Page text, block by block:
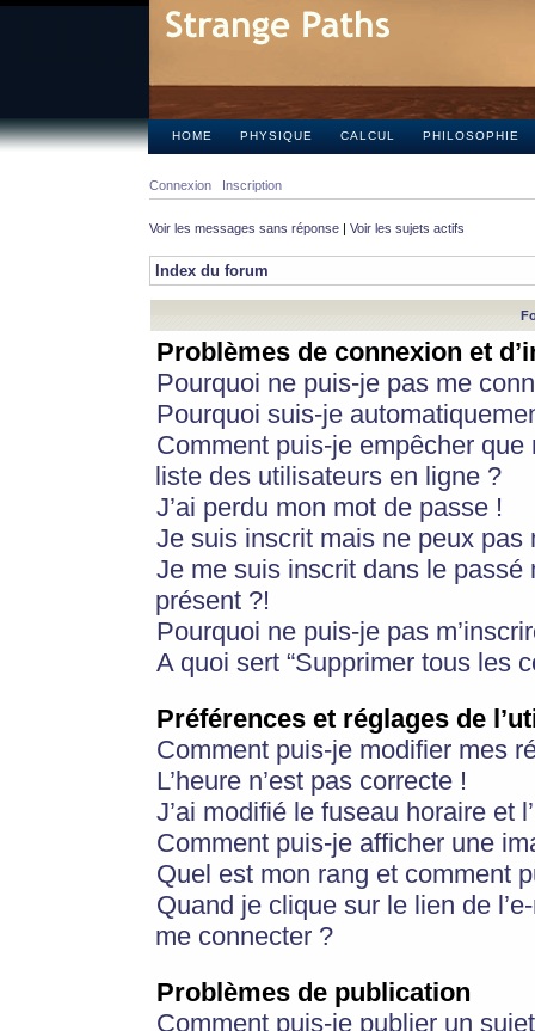
HOME PHYSIQUE CALCUL PHILOSOPHIE
Connexion Inscription
Voir les messages sans réponse | Voir les sujets actifs
Index du forum
Problèmes de connexion et
Pourquoi ne puis-je pas me
Pourquoi suis-je
Comment puis-je empêcher
liste des utilisateurs en ligne ?
J’ai perdu mon mot de passe !
Je suis inscrit mais ne peux pas
Je me suis inscrit dans le
présent ?!
Pourquoi ne puis-je pas
A quoi sert “Supprimer tous les
Préférences et réglages de
Comment puis-je modifier mes
L’heure n’est pas correcte !
J’ai modifié le fuseau horaire et
Comment puis-je afficher une
Quel est mon rang et comment
Quand je clique sur le lien de
me connecter ?
Problèmes de publication
Comment puis-je publier un